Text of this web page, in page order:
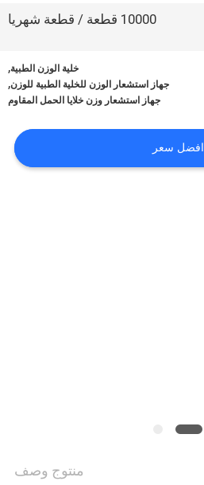
10000 قطعة / قطعة شهريا
خلية الوزن الطبية,
جهاز استشعار الوزن للخلية الطبية للوزن,
جهاز استشعار وزن خلايا الحمل المقاوم
افضل سعر
منتوج وصف